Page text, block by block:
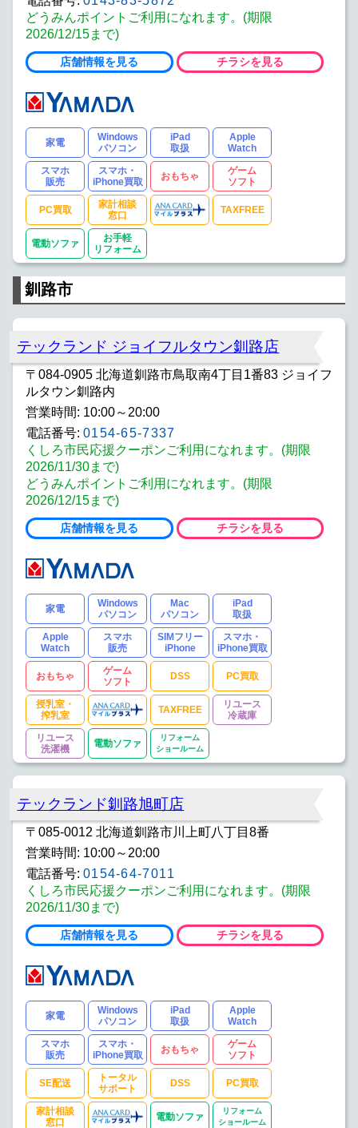
どうみんポイントご利用になれます。(期限
2026/12/15まで)
店舗情報を見る チラシを見る
家電
Windows
パソコン
iPad
取扱
Apple
Watch
スマホ
販売
スマホ・
iPhone買取
おもちゃ
ゲーム
ソフト
PC買取
家計相談
窓口
TAXFREE
電動ソファ
お手軽
リフォーム
釧路市
テックランド ジョイフルタウン釧路店
〒084-0905 北海道釧路市鳥取南4丁目1番83 ジョイフ
ルタウン釧路内
営業時間: 10:00～20:00
電話番号: 0154-65-7337
くしろ市民応援クーポンご利用になれます。(期限
2026/11/30まで)
どうみんポイントご利用になれます。(期限
2026/12/15まで)
店舗情報を見る チラシを見る
家電
Windows
パソコン
Mac
パソコン
iPad
取扱
Apple
Watch
スマホ
販売
SIMフリー
iPhone
スマホ・
iPhone買取
おもちゃ
ゲーム
ソフト
DSS PC買取
授乳室・
搾乳室
TAXFREE
リユース
冷蔵庫
リユース
洗濯機
電動ソファ
リフォーム
ショールーム
テックランド釧路旭町店
〒085-0012 北海道釧路市川上町八丁目8番
営業時間: 10:00～20:00
電話番号: 0154-64-7011
くしろ市民応援クーポンご利用になれます。(期限
2026/11/30まで)
店舗情報を見る チラシを見る
家電
Windows
パソコン
iPad
取扱
Apple
Watch
スマホ
販売
スマホ・
iPhone買取
おもちゃ
ゲーム
ソフト
SE配送
トータル
サポート
DSS PC買取
家計相談
窓口
電動ソファ
リフォーム
ショールーム